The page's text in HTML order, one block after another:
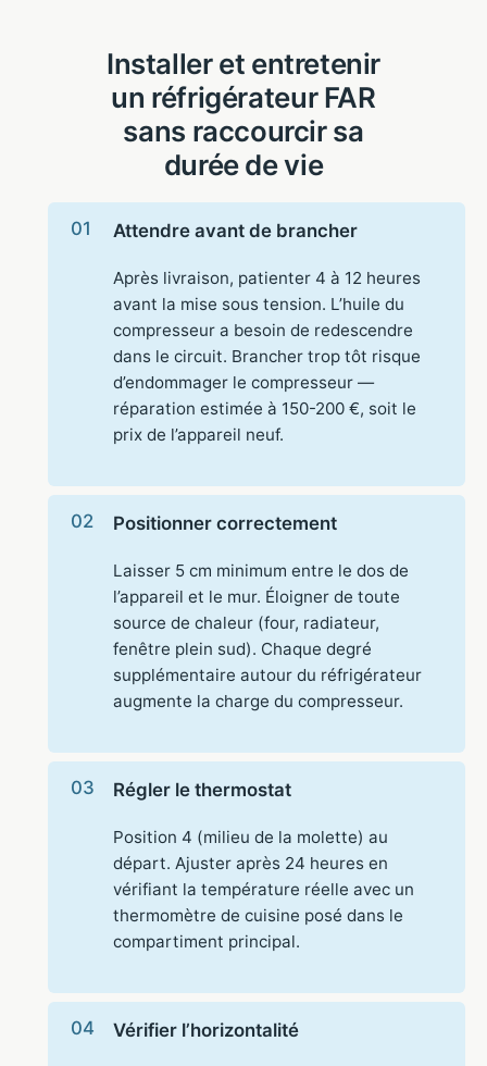
Installer et entretenir
un réfrigérateur FAR
sans raccourcir sa
durée de vie
Attendre avant de brancher
Après livraison, patienter 4 à 12 heures
avant la mise sous tension. L’huile du
compresseur a besoin de redescendre
dans le circuit. Brancher trop tôt risque
d’endommager le compresseur —
réparation estimée à 150-200 €, soit le
prix de l’appareil neuf.
Positionner correctement
Laisser 5 cm minimum entre le dos de
l’appareil et le mur. Éloigner de toute
source de chaleur (four, radiateur,
fenêtre plein sud). Chaque degré
supplémentaire autour du réfrigérateur
augmente la charge du compresseur.
Régler le thermostat
Position 4 (milieu de la molette) au
départ. Ajuster après 24 heures en
vérifiant la température réelle avec un
thermomètre de cuisine posé dans le
compartiment principal.
Vérifier l’horizontalité